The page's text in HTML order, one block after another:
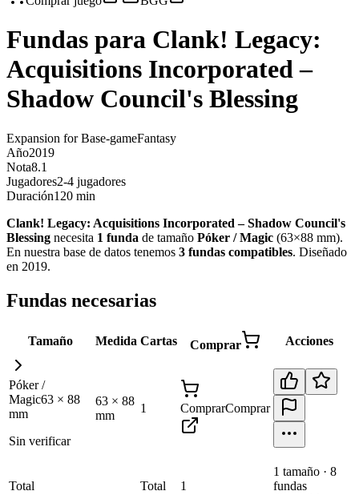
Fundas para Clank! Legacy:
Acquisitions Incorporated –
Shadow Council's Blessing
Expansion for Base-gameFantasy
Año2019
Nota8.1
Jugadores2-4 jugadores
Duración120 min
Clank! Legacy: Acquisitions Incorporated – Shadow Council's
Blessing necesita 1 funda de tamaño Póker / Magic (63×88 mm).
En nuestra base de datos tenemos 3 fundas compatibles. Diseñado
en 2019.
Fundas necesarias
Tamaño Medida Cartas Comprar Acciones
Póker /
Magic63 × 88
mm
Sin verificar
63 × 88
mm
1 ComprarComprar
Total Total 1
1 tamaño · 8
fundas